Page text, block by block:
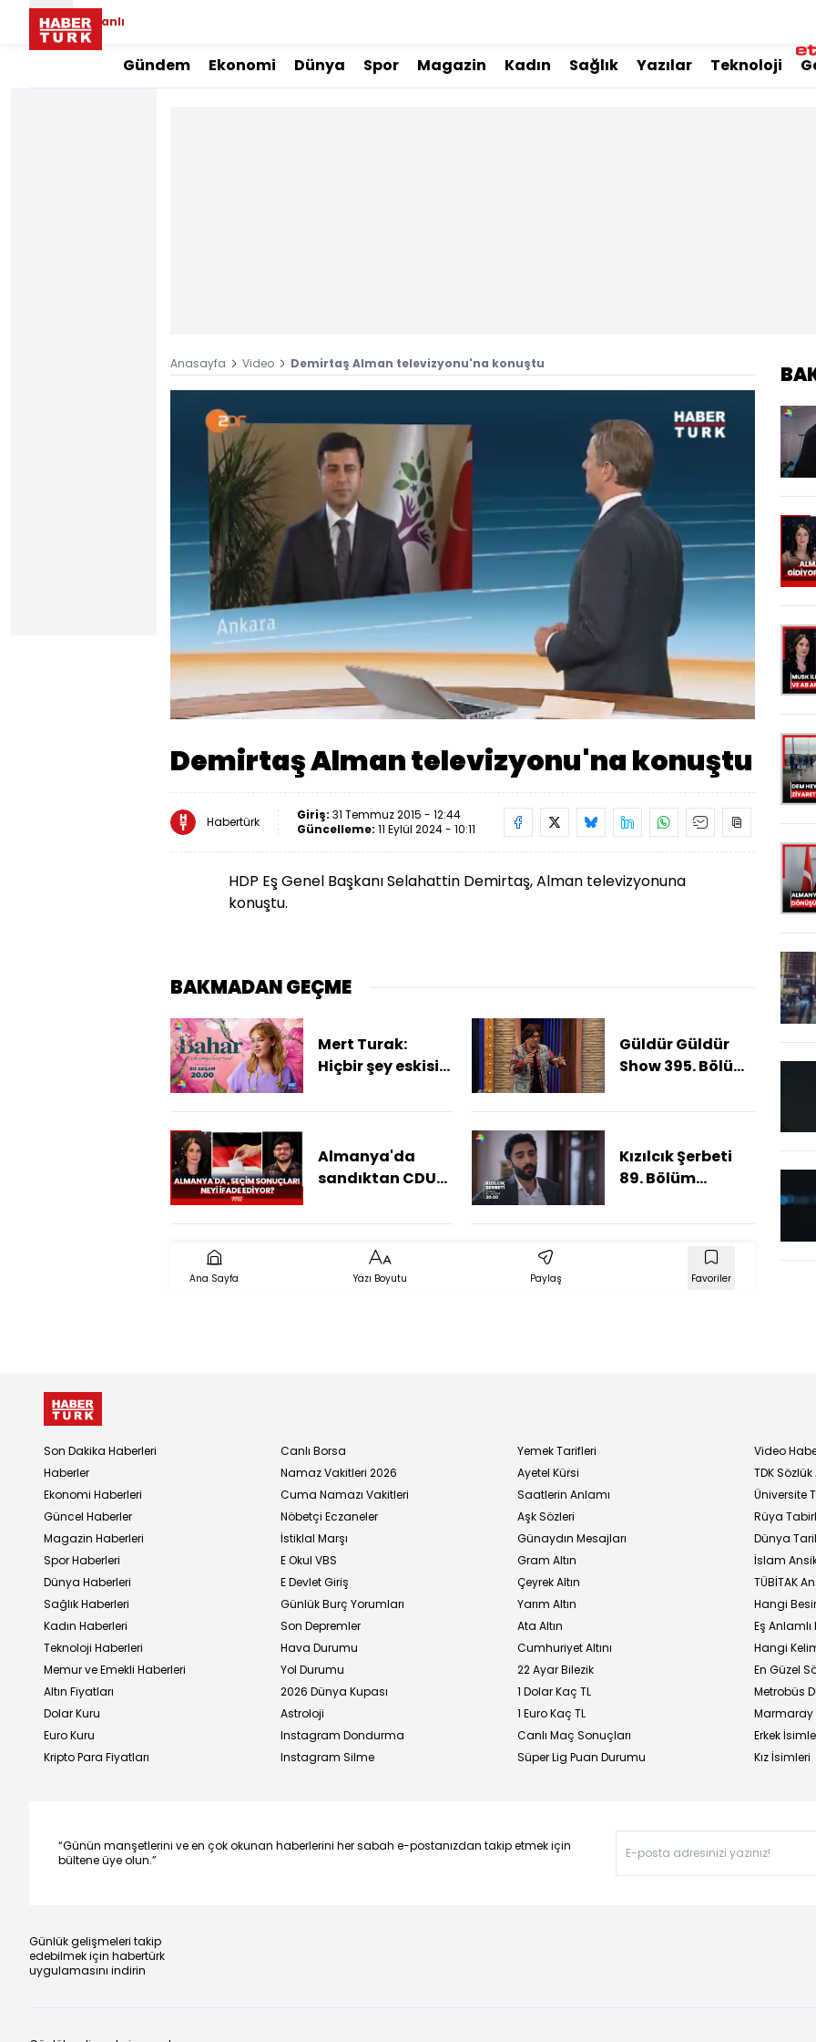
Canlı
Gündem Ekonomi Dünya Spor Magazin Kadın Sağlık Yazılar Teknoloji
Anasayfa Video Demirtaş Alman televizyonu'na konuştu
Sesi
Aç
Yüklendi:
Oynatma
Hızı
Demirtaş Alman televizyonu'na konuştu
Habertürk Giriş: 31 Temmuz 2015 - 12:44
Güncelleme: 11 Eylül 2024 - 10:11
HDP Eş Genel Başkanı Selahattin Demirtaş, Alman televizyonuna
konuştu.
BAKMADAN GEÇME
Mert Turak:
Hiçbir şey eskisi
Güldür Güldür
Show 395. Bölüm
Almanya'da
sandıktan CDU
seçim sonuçları
ediyor?
Kızılcık Şerbeti
89. Bölüm
Ana Sayfa Yazı Boyutu Paylaş Favoriler
Son Dakika Haberleri
Haberler
Ekonomi Haberleri
Güncel Haberler
Magazin Haberleri
Spor Haberleri
Dünya Haberleri
Sağlık Haberleri
Kadın Haberleri
Teknoloji Haberleri
Memur ve Emekli Haberleri
Altın Fiyatları
Dolar Kuru
Euro Kuru
Kripto Para Fiyatları
Canlı Borsa
Namaz Vakitleri 2026
Cuma Namazı Vakitleri
Nöbetçi Eczaneler
İstiklal Marşı
E Okul VBS
E Devlet Giriş
Günlük Burç Yorumları
Son Depremler
Hava Durumu
Yol Durumu
2026 Dünya Kupası
Astroloji
Instagram Dondurma
Instagram Silme
Yemek Tarifleri
Ayetel Kürsi
Saatlerin Anlamı
Aşk Sözleri
Günaydın Mesajları
Gram Altın
Çeyrek Altın
Yarım Altın
Ata Altın
Cumhuriyet Altını
22 Ayar Bilezik
1 Dolar Kaç TL
1 Euro Kaç TL
Canlı Maç Sonuçları
Süper Lig Puan Durumu
Video
TDK
Üniversite
Rüya
Dünya
İslam
TÜBİTAK
Hangi
Eş
Hangi
En Güzel
Metrobüs
Marmaray
Erkek
Kız İsimleri
“Günün manşetlerini ve en çok okunan haberlerini her sabah e-postanızdan takip etmek için
bültene üye olun.”
Günlük gelişmeleri takip
edebilmek için habertürk
uygulamasını indirin